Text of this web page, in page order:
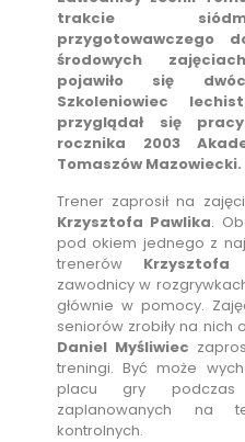
trakcie
przygotowawczego
środowych
pojawiło się
Szkoleniowiec
przyglądał się
rocznika 2003
Tomaszów Mazowiecki.
Trener zaprosił na
Krzysztofa Pawlika.
pod okiem jednego z
trenerów Krzysztofa
zawodnicy w
głównie w pomocy.
seniorów zrobiły na nich
Daniel Myśliwiec
treningi. Być może
placu gry
zaplanowanych na
kontrolnych.